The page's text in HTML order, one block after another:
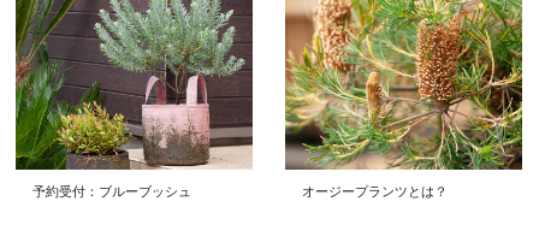
予約受付：ブルーブッシュ オージープランツとは？